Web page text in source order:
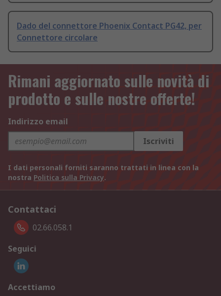
Dado del connettore Phoenix Contact PG42, per
Connettore circolare
Rimani aggiornato sulle novità di
prodotto e sulle nostre offerte!
Indirizzo email
Iscriviti
I dati personali forniti saranno trattati in linea con la
nostra Politica sulla Privacy.
Contattaci
02.66.058.1
Seguici
Accettiamo